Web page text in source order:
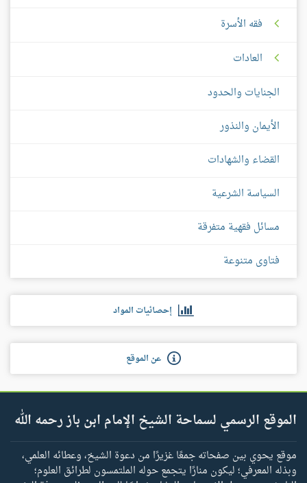
فقه الأسرة
العادات
الجنايات والحدود
الأيمان والنذور
القضاء والشهادات
السياسة الشرعية
مسائل فقهية متفرقة
فتاوى متنوعة
إحصائيات المواد
عن الموقع
الموقع الرسمي لسماحة الشيخ الإمام ابن باز رحمه الله
موقع يحوي بين صفحاته جمعًا غزيرًا من دعوة الشيخ، وعطائه العلمي،
وبذله المعرفي؛ ليكون منارًا يتجمع حوله الملتمسون لطرائق العلوم؛